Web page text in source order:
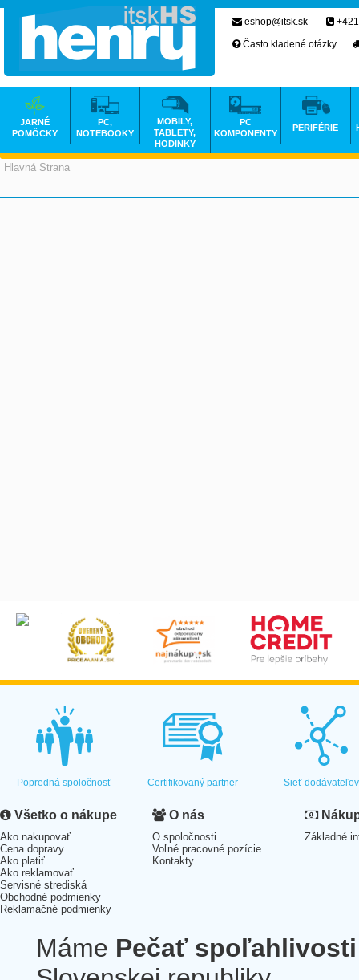
Hlavná Strana
eshop@itsk.sk
Často kladené otázky
JARNÉ
POMÔCKY
PC,
NOTEBOOKY
MOBILY,
TABLETY,
HODINKY
PC
KOMPONENTY
PERIFÉRIE
Popredná spoločnosť Certifikovaný partner Sieť dodávateľov
Všetko o nákupe
Ako nakupovať
Cena dopravy
Ako platiť
Ako reklamovať
Servisné strediská
Obchodné podmienky
Reklamačné podmienky
O nás
O spoločnosti
Voľné pracovné pozície
Kontakty
Základné
Máme Pečať spoľahlivosti